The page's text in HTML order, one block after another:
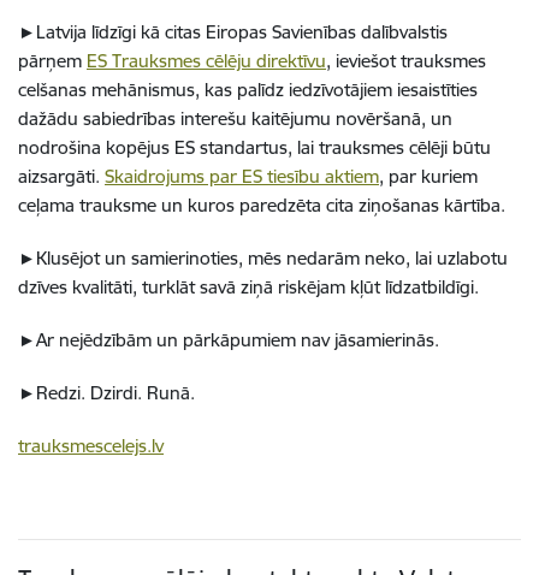
►Latvija līdzīgi kā citas Eiropas Savienības dalībvalstis
pārņem ES Trauksmes cēlēju direktīvu, ieviešot trauksmes
celšanas mehānismus, kas palīdz iedzīvotājiem iesaistīties
dažādu sabiedrības interešu kaitējumu novēršanā, un
nodrošina kopējus ES standartus, lai trauksmes cēlēji būtu
aizsargāti. Skaidrojums par ES tiesību aktiem, par kuriem
ceļama trauksme un kuros paredzēta cita ziņošanas kārtība.
►Klusējot un samierinoties, mēs nedarām neko, lai uzlabotu
dzīves kvalitāti, turklāt savā ziņā riskējam kļūt līdzatbildīgi.
►Ar nejēdzībām un pārkāpumiem nav jāsamierinās.
►Redzi. Dzirdi. Runā.
trauksmescelejs.lv